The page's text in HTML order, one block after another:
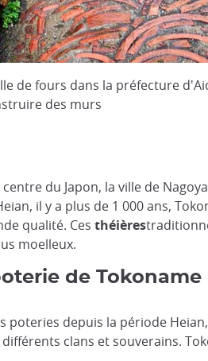
de fours dans la préfecture
des murs
du Japon, la ville de
il y a plus de 1 000 ans,
qualité. Ces théières
moelleux.
de Tokoname
poteries depuis la période
clans et souverains.